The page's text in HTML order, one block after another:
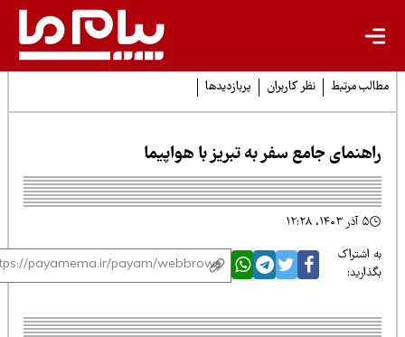
مرتبط نظر کاربران پربازدیدها
جامع سفر به تبریز با هواپیما
اشتراک